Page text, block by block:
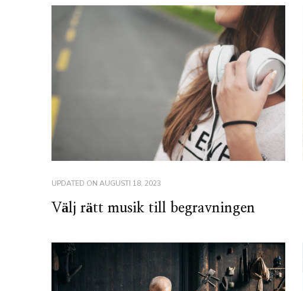
UPDATED ON AUGUSTI 18, 2023
Välj rätt musik till begravningen